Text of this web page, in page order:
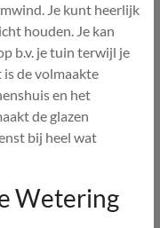
Je kunt heerlijk
houden. Je kan
b.v. je tuin terwijl je
de volmaakte
en het
de glazen
bij heel wat
Wetering